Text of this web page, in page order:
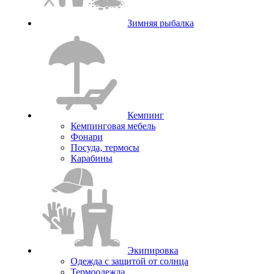
Зимняя рыбалка
Кемпинг
Кемпинговая мебель
Фонари
Посуда, термосы
Карабины
Экипировка
Одежда с защитой от солнца
Термоодежда